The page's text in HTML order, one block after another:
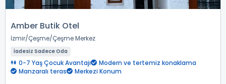
Amber Butik Otel
İzmir Çeşme Çeşme Merkez
İadesiz Sadece Oda
0-7 Yaş Çocuk Avantajı
Modern ve tertemiz konaklama
Manzaralı teras
Merkezi Konum